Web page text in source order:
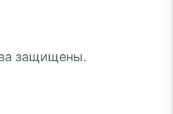
защищены.